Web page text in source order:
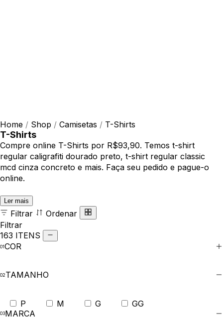
Home / Shop / Camisetas / T-Shirts
T-Shirts
Compre online T-Shirts por R$93,90. Temos t-shirt
regular caligrafiti dourado preto, t-shirt regular classic
mcd cinza concreto e mais. Faça seu pedido e pague-o
online.
Ler mais
Filtrar
Ordenar
Filtrar
163 ITENS
COR
TAMANHO
P M G
GG
MARCA